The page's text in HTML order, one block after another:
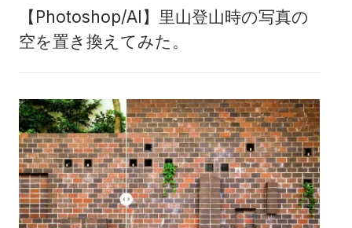
【Photoshop/AI】里山登山時の写真の
空を置き換えてみた。